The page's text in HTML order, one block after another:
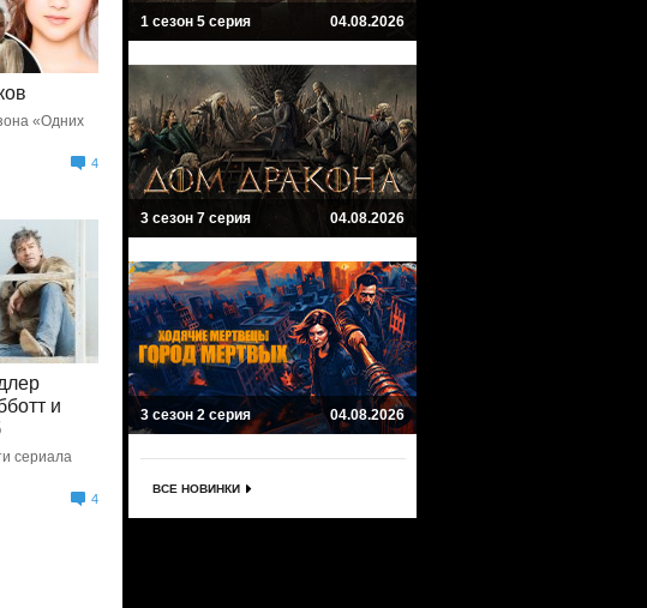
«Одних
4
и
сериала
4
1 сезон 5 серия 04.08.2026
3 сезон 7 серия 04.08.2026
3 сезон 2 серия 04.08.2026
ВСЕ НОВИНКИ